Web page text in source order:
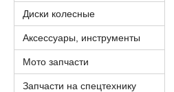
Диски колесные
Аксессуары, инструменты
Мото запчасти
Запчасти на спецтехнику